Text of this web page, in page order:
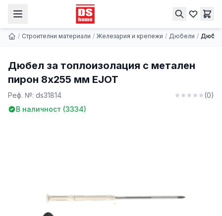
/ Строителни материали / Железария и крепежи / Дюбели / Дюбел
Дюбел за топлоизолация с метален
пирон 8x255 мм EJOT
Реф. №: ds31814 (0)
В наличност (3334)
0.72 € | 1.41 лв. Купи